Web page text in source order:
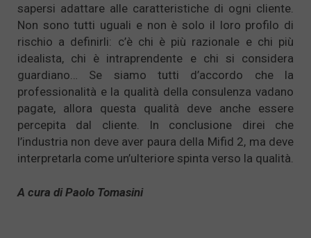
sapersi adattare alle caratteristiche di ogni cliente.
Non sono tutti uguali e non è solo il loro profilo di
rischio a definirli: c’è chi è più razionale e chi più
idealista, chi è intraprendente e chi si considera
guardiano… Se siamo tutti d’accordo che la
professionalità e la qualità della consulenza vadano
pagate, allora questa qualità deve anche essere
percepita dal cliente. In conclusione direi che
l’industria non deve aver paura della Mifid 2, ma deve
interpretarla come un’ulteriore spinta verso la qualità.
A cura di Paolo Tomasini